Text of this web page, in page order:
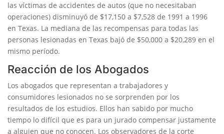
las víctimas de accidentes de autos (que no necesitaban
operaciones) disminuyó de $17,150 a $7,528 de 1991 a 1996
en Texas. La mediana de las recompensas para todas las
personas lesionadas en Texas bajó de $50,000 a $20,289 en el
mismo período.
Reacción de los Abogados
Los abogados que representan a trabajadores y
consumidores lesionados no se sorprenden por los
resultados de los estudios. Ellos han sabido por mucho
tiempo lo difícil que es para un jurado compensar justamente
a alguien que no conocen. Los observadores de la corte